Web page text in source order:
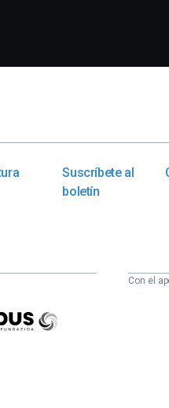
Suscríbete al
boletín
Con el